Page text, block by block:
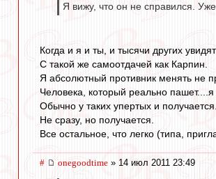
Я вижу, что он не справился.
Когда и я и ты, и тысячи других
С такой же самоотдачей как Карпин.
Я абсолютный противник менять не
Человека, который реально пашет....я
Обычно у таких упертых и получается.
Не сразу, но получается.
Все остальное, что легко (типа,
# onegoodtime » 14 июл 2011 23:49